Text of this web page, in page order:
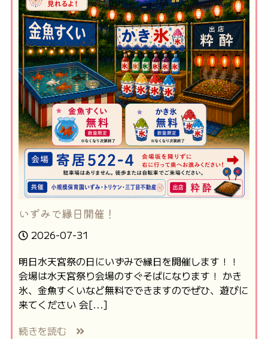
いずみで縁日開催！
2026-07-31
明日水天宮祭の日にいずみで縁日を開催します！！
会場は水天宮祭り会場のすぐそばになります！ かき
氷、金魚すくいなど無料でできますのでぜひ、遊びに
来てください 会[...]
続きを読む